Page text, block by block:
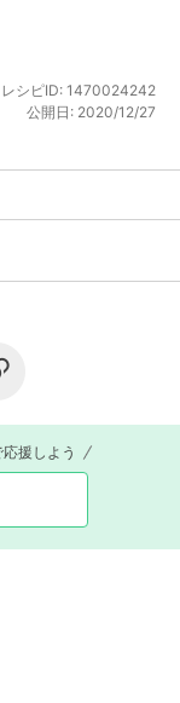
レシピID: 1470024242
公開日: 2020/12/27
援しよう